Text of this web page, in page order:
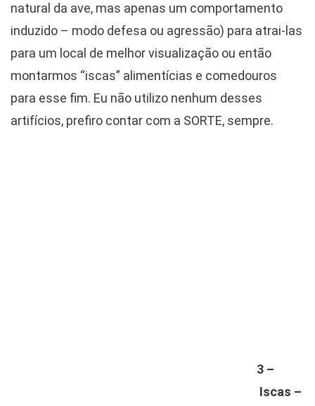
natural da ave, mas apenas um comportamento
induzido – modo defesa ou agressão) para atrai-las
para um local de melhor visualização ou então
montarmos “iscas” alimentícias e comedouros
para esse fim. Eu não utilizo nenhum desses
artifícios, prefiro contar com a SORTE, sempre.
3 –
Iscas –